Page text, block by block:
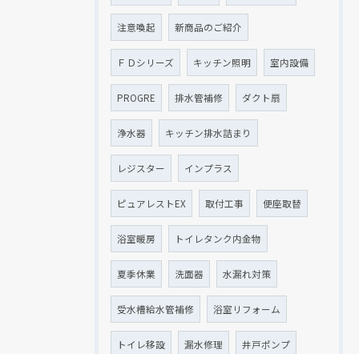
注意喚起 新商品のご紹介
ＦＤシリーズ キッチン照明 室内設備
PROGRE 排水管補修 ダクト扇
浄水器 キッチン排水詰まり
レジスター インプラス
ピュアレストEX 取付工事 便座取替
浴室暖房 トイレタンク内金物
夏季休業 洗面器 水漏れ対策
受水槽給水管補修 浴室リフォーム
トイレ移設 漏水修理 井戸ポンプ